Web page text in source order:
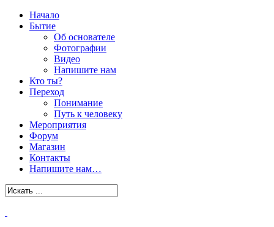
Начало
Бытие
Об основателе
Фотографии
Видео
Напишите нам
Кто ты?
Переход
Понимание
Путь к человеку
Мероприятия
Форум
Магазин
Контакты
Напишите нам…